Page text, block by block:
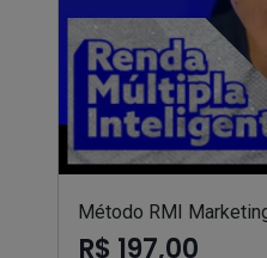
Método RMI
R$ 197,00